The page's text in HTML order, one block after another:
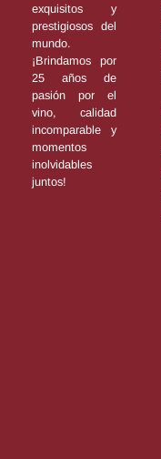
exquisitos y
prestigiosos del
mundo.
¡Brindamos por
25 años de
pasión por el
vino, calidad
incomparable y
momentos
inolvidables
juntos!